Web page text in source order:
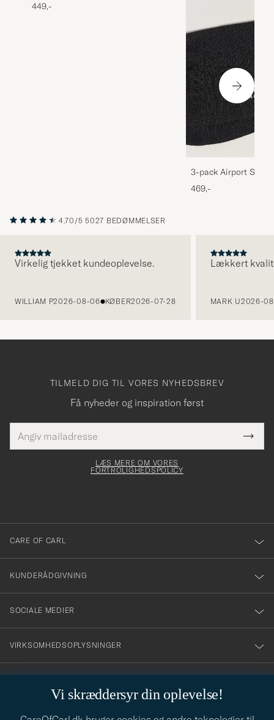
449,-
3-pack Airport
Melange
469,-
4.70/5 5027 BEDØMMELSER
Virkelig tjekket kundeoplevelse.
WILLIAM P2026-08-06 KØBER2026-07-28
Lækkert
MARK U2026-
Vi skræddersyr din oplevelse!
TILMELD DIG TIL VORES NYHEDSBREV
Få nyheder og inspiration først
mailadresse
skal
Tack
för
dig
till
vårt
nyhetsbrev!
LÆS MERE OM VORES
FORTROLIGHEDSPOLICY
CARE OF CARL
KUNDERÅDGIVNING
SOCIALE MEDIER
VIRKSOMHEDSOPLYSNINGER